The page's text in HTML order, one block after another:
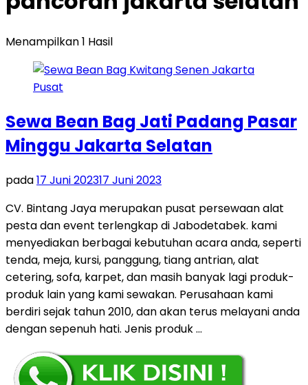
Menampilkan 1 Hasil
Sewa Bean Bag Jati Padang Pasar
Minggu Jakarta Selatan
pada17 Juni 202317 Juni 2023
CV. Bintang Jaya merupakan pusat persewaan alat
pesta dan event terlengkap di Jabodetabek. kami
menyediakan berbagai kebutuhan acara anda, seperti
tenda, meja, kursi, panggung, tiang antrian, alat
cetering, sofa, karpet, dan masih banyak lagi produk-
produk lain yang kami sewakan. Perusahaan kami
berdiri sejak tahun 2010, dan akan terus melayani anda
dengan sepenuh hati. Jenis produk …